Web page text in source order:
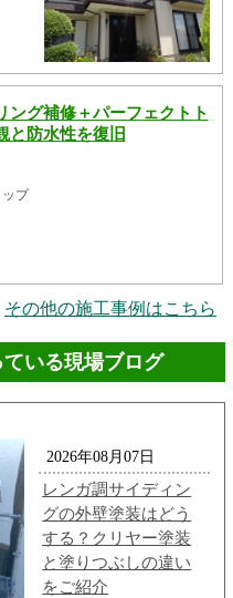
ング補修＋パーフェクトト
と防水性を復旧
プ
その他の施工事例はこちら
いる現場ブログ
2026年08月07日
レンガ調サイディン
グの外壁塗装はどう
する？クリヤー塗装
と塗りつぶしの違い
をご紹介